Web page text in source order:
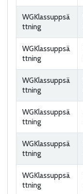
WGKlassuppsä
ttning
WGKlassuppsä
ttning
WGKlassuppsä
ttning
WGKlassuppsä
ttning
WGKlassuppsä
ttning
WGKlassuppsä
ttning